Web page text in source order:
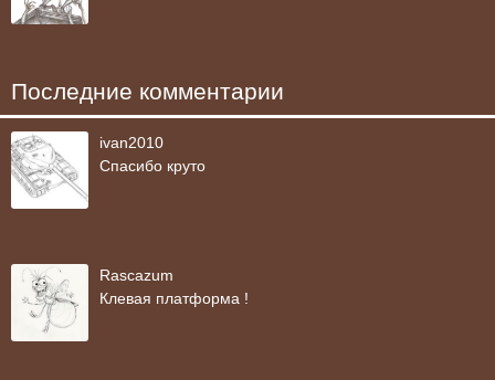
Последние комментарии
ivan2010
Спасибо круто
Rascazum
Клевая платформа !